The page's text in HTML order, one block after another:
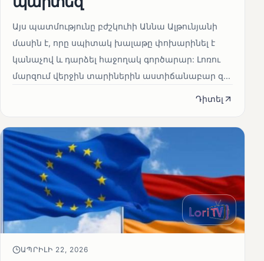
Այս պատմությունը բժշկուհի Աննա Ալթունյանի
մասին է, որը սպիտակ խալաթը փոխարինել է
կանաչով և դարձել հաջողակ գործարար: Լոռու
մարզում վերջին տարիներին աստիճանաբար զ...
Դիտել
ԱՊՐԻԼԻ 22, 2026